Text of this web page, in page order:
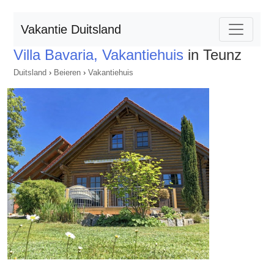
Vakantie Duitsland
Villa Bavaria, Vakantiehuis in Teunz
Duitsland › Beieren › Vakantiehuis